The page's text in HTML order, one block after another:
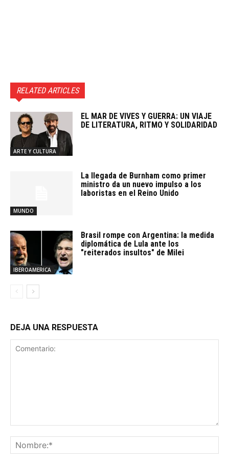
RELATED ARTICLES
ARTE Y CULTURA
EL MAR DE VIVES Y GUERRA: UN VIAJE
DE LITERATURA, RITMO Y SOLIDARIDAD
MUNDO
La llegada de Burnham como primer
ministro da un nuevo impulso a los
laboristas en el Reino Unido
IBEROAMERICA
Brasil rompe con Argentina: la medida
diplomática de Lula ante los
"reiterados insultos" de Milei
DEJA UNA RESPUESTA